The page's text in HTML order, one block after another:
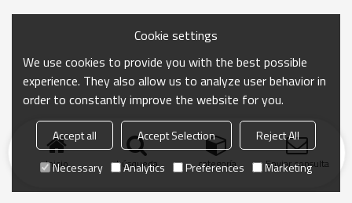
Inicio búsqueda categoría Enviar consulta
Cookie settings
We use cookies to provide you with the best possible
experience. They also allow us to analyze user behavior in
order to constantly improve the website for you.
Accept all Accept Selection
Reject All
Necessary
Analytics Preferences Marketing